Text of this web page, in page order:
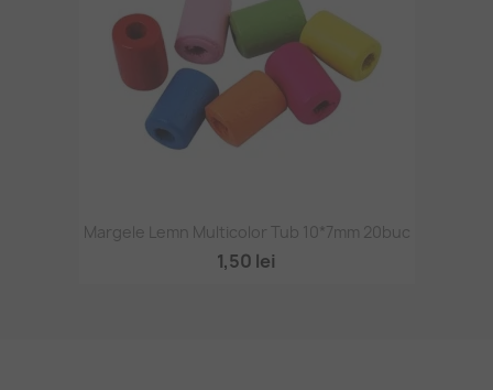
Margele Lemn Multicolor Tub 10*7mm 20buc
1,50 lei